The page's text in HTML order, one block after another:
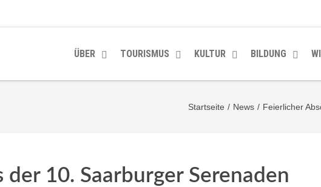
ÜBER TOURISMUS KULTUR BILDUNG
Startseite / News / Feierlicher
der 10. Saarburger Serenaden